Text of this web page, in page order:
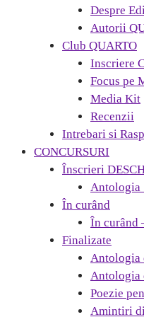
Despre
Autorii
Club QUARTO
Inscriere
Focus pe
Media Kit
Recenzii
Intrebari si
CONCURSURI
Înscrieri
Antologia
În curând
În curând
Finalizate
Antologia
Antologia
Poezie
Amintiri